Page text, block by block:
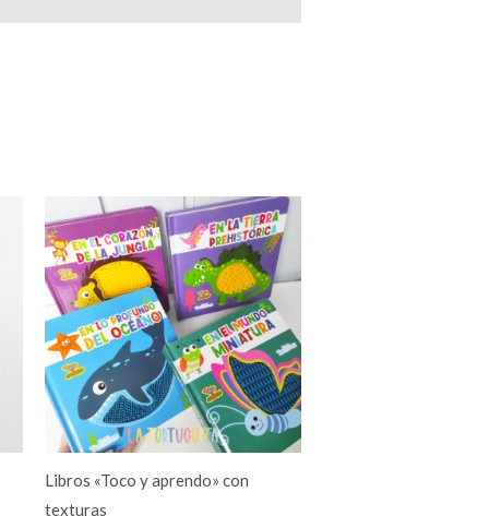
Libros «Toco y aprendo» con
texturas
Este
producto
tiene
múltiples
variantes.
Las
opciones
se
pueden
elegir